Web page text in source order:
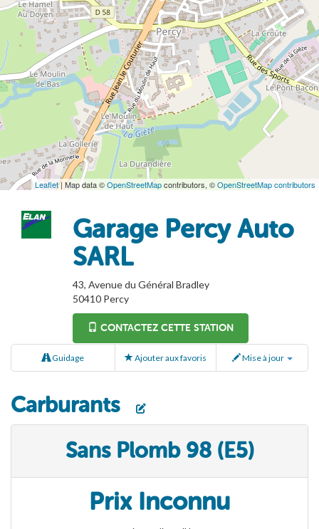
Leaflet| Map data ©OpenStreetMapcontributors, ©OpenStreetMap contributors
Garage Percy Auto
SARL
43, Avenue du Général Bradley
50410 Percy
CONTACTEZ CETTE STATION
Guidage Ajouter aux favoris Mise à jour
Carburants
Sans Plomb 98 (E5)
Prix Inconnu